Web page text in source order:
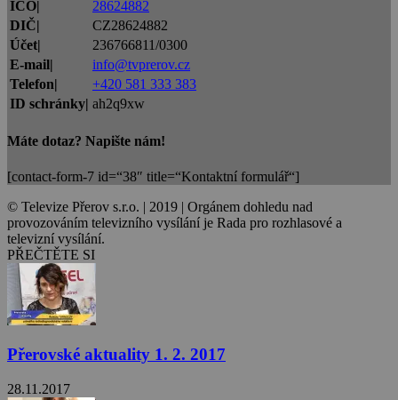
IČO|
28624882
DIČ|
CZ28624882
Účet|
236766811/0300
E-mail|
info@tvprerov.cz
Telefon|
+420 581 333 383
ID schránky| ah2q9xw
Máte dotaz? Napište nám!
[contact-form-7 id=“38″ title=“Kontaktní formulář“]
© Televize Přerov s.r.o. | 2019 | Orgánem dohledu nad
provozováním televizního vysílání je Rada pro rozhlasové a
televizní vysílání.
PŘEČTĚTE SI
Přerovské aktuality 1. 2. 2017
28.11.2017